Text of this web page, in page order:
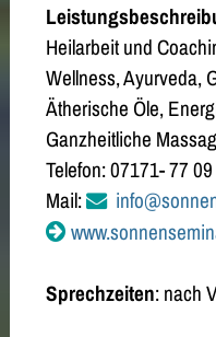
Heilarbeit und
Wellness, Ayurveda,
Ätherische Öle,
Ganzheitliche
Telefon: 07171- 77
Mail:
Sprechzeiten: nach